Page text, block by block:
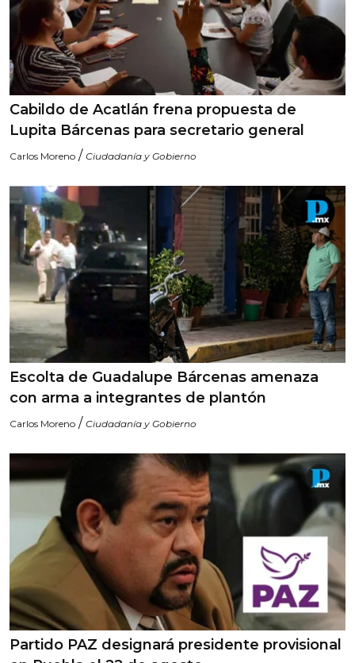
Cabildo de Acatlán frena propuesta de
Lupita Bárcenas para secretario general
Carlos Moreno / Ciudadanía y Gobierno
Escolta de Guadalupe Bárcenas amenaza
con arma a integrantes de plantón
Carlos Moreno / Ciudadanía y Gobierno
Partido PAZ designará presidente provisional